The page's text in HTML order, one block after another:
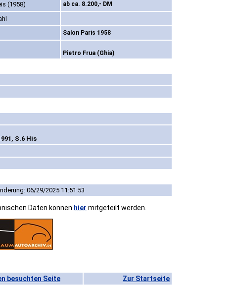
(1958) ab ca. 8.200,- DM
Salon Paris 1958
Pietro Frua (Ghia)
S.6 His
06/29/2025 11:51:53
Daten können hier mitgeteilt werden.
besuchten Seite Zur Startseite